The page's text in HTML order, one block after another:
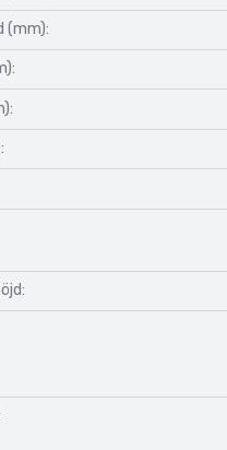
(mm):